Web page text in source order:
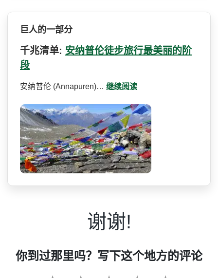
巨人的一部分
千兆清单: 安纳普伦徒步旅行最美丽的阶
段
安纳普伦 (Annapuren)… 继续阅读
谢谢!
你到过那里吗？写下这个地方的评论